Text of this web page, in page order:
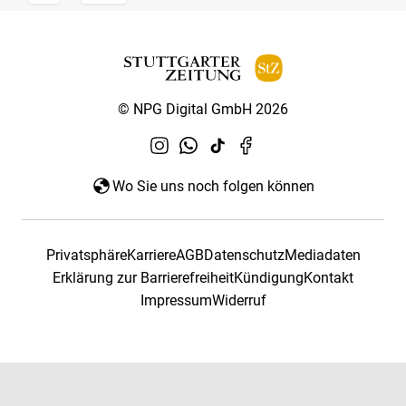
© NPG Digital GmbH 2026
Wo Sie uns noch folgen können
PrivatsphäreKarriereAGBDatenschutzMediadaten
Erklärung zur BarrierefreiheitKündigungKontakt
ImpressumWiderruf